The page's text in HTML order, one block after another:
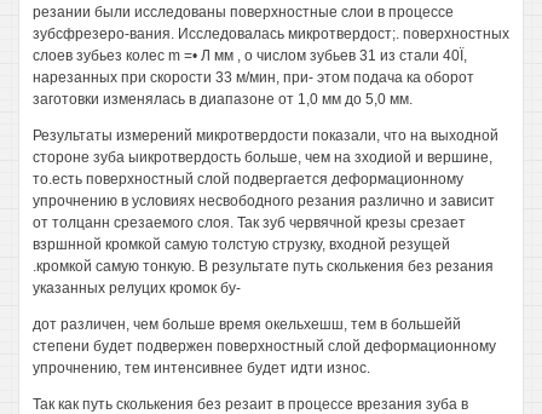
резании были исследованы поверхностные слои в процессе
зубсфрезеро-вания. Исследовалась микротвердост;. поверхностных
слоев зубьез колес m =• Л мм , о числом зубьев 31 из стали 40Ï,
нарезанных при скорости 33 м/мин, при- этом подача ка оборот
заготовки изменялась в диапазоне от 1,0 мм до 5,0 мм.
Результаты измерений микротвердости показали, что на выходной
стороне зуба ыикротвердость больше, чем на зходиой и вершине,
то.есть поверхностный слой подвергается деформационному
упрочнению в условиях несвободного резания различно и зависит
от толцанн срезаемого слоя. Так зуб червячной крезы срезает
взршнной кромкой самую толстую струзку, входной резущей
.кромкой самую тонкую. В результате путь сколькения без резания
указанных релуцих кромок бу-
дот различен, чем больше время окельхешш, тем в большейй
степени будет подвержен поверхностный слой деформационному
упрочнению, тем интенсивнее будет идти износ.
Так как путь сколькения без резаит в процессе врезания зуба в